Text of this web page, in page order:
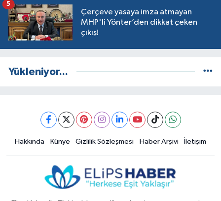
Çerçeve yasaya imza atmayan
MHP'li Yönter’den dikkat çeken
çıkış!
5
Yükleniyor...
Hakkında Künye Gizlilik Sözleşmesi Haber Arşivi İletişim